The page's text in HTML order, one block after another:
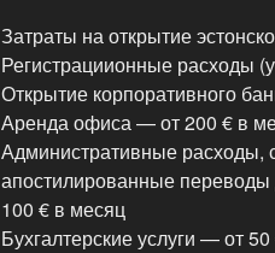
Затраты на открытие
Регистрациионные расходы
Открытие корпоративного
Аренда офиса — от 200 € в
Административные расходы,
апостилированные
100 € в месяц
Бухгалтерские услуги — от